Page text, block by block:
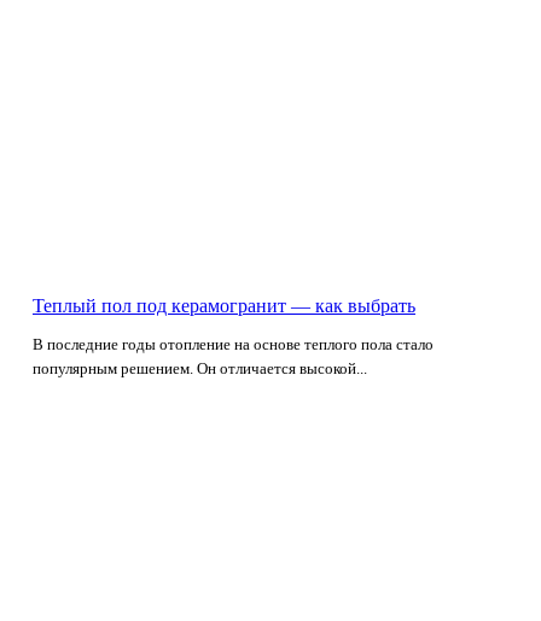
Теплый пол под керамогранит — как выбрать
В последние годы отопление на основе теплого пола стало
популярным решением. Он отличается высокой...